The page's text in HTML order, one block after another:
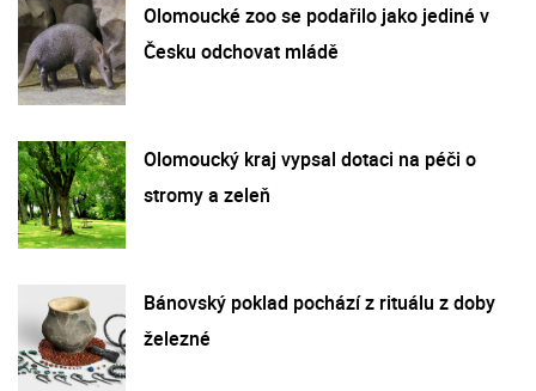
Olomoucké zoo se podařilo jako jediné v
Česku odchovat mládě
Olomoucký kraj vypsal dotaci na péči o
stromy a zeleň
Bánovský poklad pochází z rituálu z doby
železné